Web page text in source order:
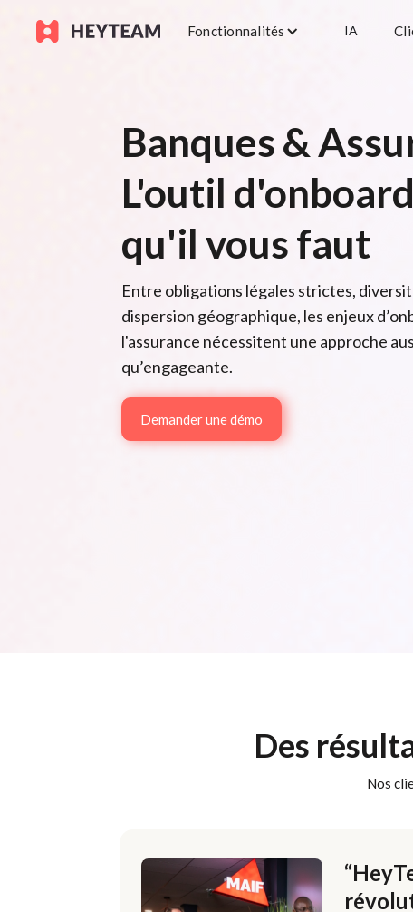
Fonctionnalités IA
Banques &
L'outil
qu'il vous faut
Entre obligations légales strictes,
dispersion géographique, les enjeux
l'assurance nécessitent une approche
qu’engageante.
Demander une démo
Des
Nos